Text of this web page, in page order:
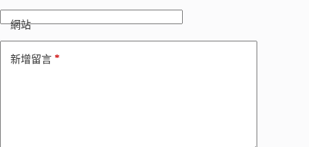
網站
新增留言 *